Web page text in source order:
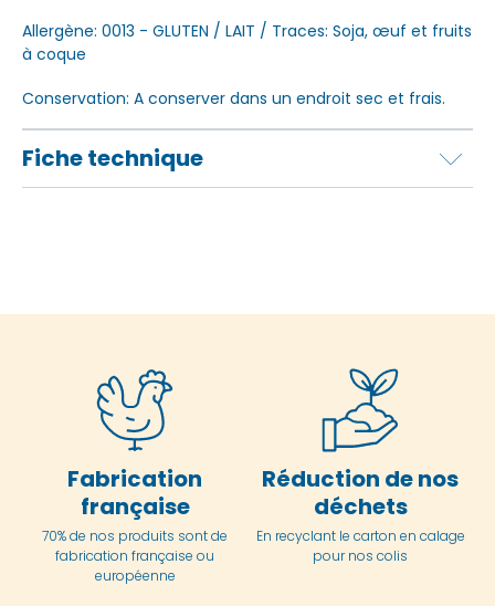
Allergène: 0013 - GLUTEN / LAIT / Traces: Soja, œuf et fruits
à coque
Conservation: A conserver dans un endroit sec et frais.
Fiche technique
Fabrication
française
70% de nos produits sont de
fabrication française ou
européenne
Réduction de nos
déchets
En recyclant le carton en calage
pour nos colis